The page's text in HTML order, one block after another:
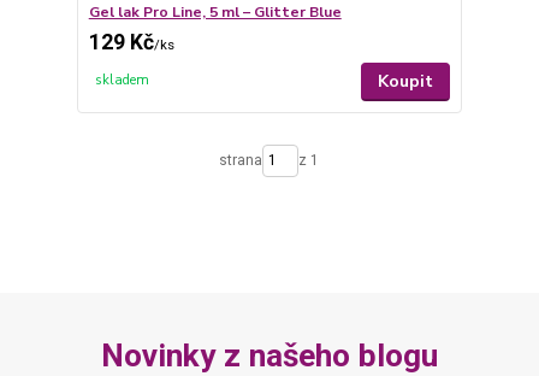
Gel lak Pro Line, 5 ml – Glitter Blue
129 Kč/ks
skladem Koupit
strana z 1
Novinky z našeho blogu